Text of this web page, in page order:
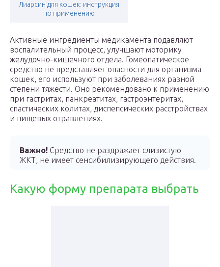
Лиарсин для кошек: инструкция
по применению
Активные ингредиенты медикамента подавляют
воспалительный процесс, улучшают моторику
желудочно-кишечного отдела. Гомеопатическое
средство не представляет опасности для организма
кошек, его используют при заболеваниях разной
степени тяжести. Оно рекомендовано к применению
при гастритах, панкреатитах, гастроэнтеритах,
спастических колитах, диспепсических расстройствах
и пищевых отравлениях.
Важно! Средство не раздражает слизистую
ЖКТ, не имеет сенсибилизирующего действия.
Какую форму препарата выбрать